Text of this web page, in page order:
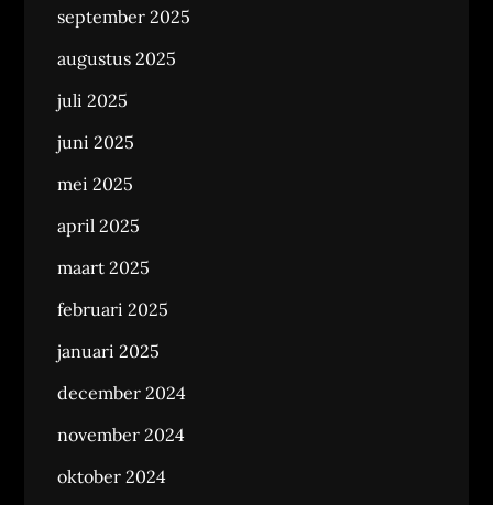
september 2025
augustus 2025
juli 2025
juni 2025
mei 2025
april 2025
maart 2025
februari 2025
januari 2025
december 2024
november 2024
oktober 2024